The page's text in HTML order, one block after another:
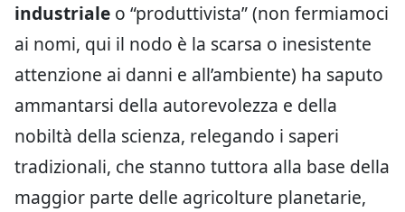
industriale o “produttivista” (non fermiamoci
ai nomi, qui il nodo è la scarsa o inesistente
attenzione ai danni e all’ambiente) ha saputo
ammantarsi della autorevolezza e della
nobiltà della scienza, relegando i saperi
tradizionali, che stanno tuttora alla base della
maggior parte delle agricolture planetarie,